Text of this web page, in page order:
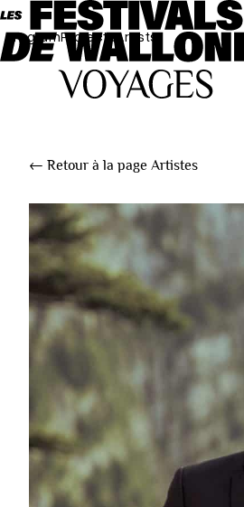
ProgramProjectsArtists
← Retour à la page Artistes